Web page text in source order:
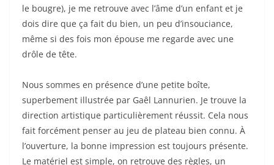
le bougre), je me retrouve avec l’âme d’un enfant et je
dois dire que ça fait du bien, un peu d’insouciance,
même si des fois mon épouse me regarde avec une
drôle de tête.
Nous sommes en présence d’une petite boîte,
superbement illustrée par Gaêl Lannurien. Je trouve la
direction artistique particulièrement réussit. Cela nous
fait forcément penser au jeu de plateau bien connu. À
l’ouverture, la bonne impression est toujours présente.
Le matériel est simple, on retrouve des règles, un